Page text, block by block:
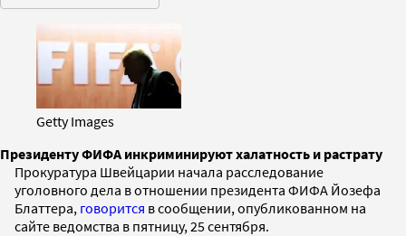
Getty Images
Президенту ФИФА инкриминируют халатность и растрату
Прокуратура Швейцарии начала расследование
уголовного дела в отношении президента ФИФА Йозефа
Блаттера, говорится в сообщении, опубликованном на
сайте ведомства в пятницу, 25 сентября.